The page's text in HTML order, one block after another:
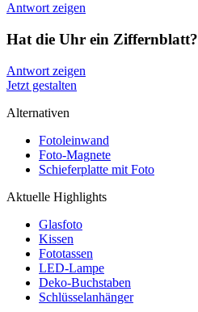
Antwort zeigen
Hat die Uhr ein Ziffernblatt?
Antwort zeigen
Jetzt gestalten
Alternativen
Fotoleinwand
Foto-Magnete
Schieferplatte mit Foto
Aktuelle Highlights
Glasfoto
Kissen
Fototassen
LED-Lampe
Deko-Buchstaben
Schlüsselanhänger